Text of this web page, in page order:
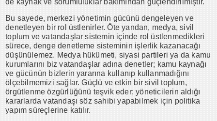
Bu sayede, merkezi yönetimin gücünü dengeleyen ve
denetleyen bir rol üstlenirler. Öte yandan, medya, sivil
toplum ve vatandaşlar sistemin içinde rol üstlenmedikleri
sürece, denge denetleme sisteminin işlerlik kazanacağı
düşünülemez. Medya hükümeti, siyasi partileri ya da kamu
kurumlarını biz vatandaşlar adına denetler; kamu kaynağı
ve gücünün bizlerin yararına kullanıp kullanmadığını
ölçebilmemizi sağlar. Güçlü ve etkin bir sivil toplum,
örgütlenme özgürlüğünü teşvik eder; yöneticilerin aldığı
kararlarda vatandaşı söz sahibi yapabilmek için politika
yapım süreçlerine katılır.